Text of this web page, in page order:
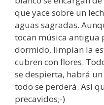
que yace sobre un
aguas sagradas.
tocan música antigua
dormido, limpian la
cubren con flores.
se despierta, habrá
todo se perderá. Así
precavidos;-)